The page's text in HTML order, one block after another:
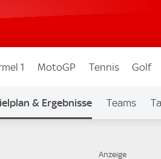
1 MotoGP Tennis Golf
& Ergebnisse Teams